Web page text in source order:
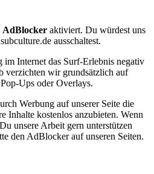
AdBlocker aktiviert. Du würdest uns
ausschaltest.
im Internet das Surf-Erlebnis negativ
verzichten wir grundsätzlich auf
Ups oder Overlays.
Werbung auf unserer Seite die
Inhalte kostenlos anzubieten. Wenn
unsere Arbeit gern unterstützen
den AdBlocker auf unseren Seiten.